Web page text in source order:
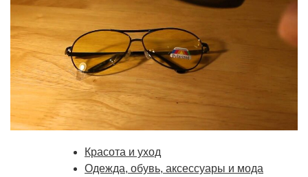
Красота и уход
Одежда, обувь, аксессуары и мода